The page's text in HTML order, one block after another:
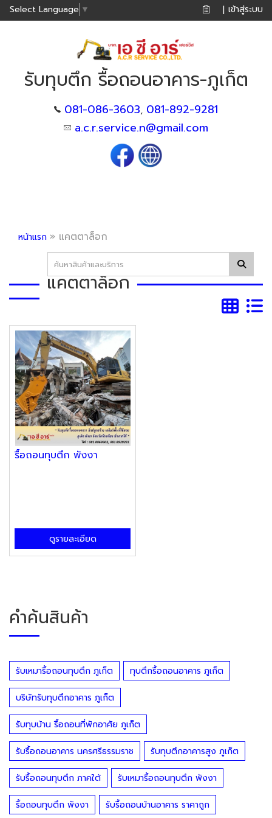
Select Language ▼ | เข้าสู่ระบบ
รับทุบตึก รื้อถอนอาคาร-ภูเก็ต
081-086-3603, 081-892-9281
a.c.r.service.n@gmail.com
หน้าแรก » แคตตาล็อก
แคตตาล็อก
รื้อถอนทุบตึก พังงา
ดูรายละเอียด
คำค้นสินค้า
รับเหมารื้อถอนทุบตึก ภูเก็ต ทุบตึกรื้อถอนอาคาร ภูเก็ต
บริษัทรับทุบตึกอาคาร ภูเก็ต
รับทุบบ้าน รื้อถอนที่พักอาศัย ภูเก็ต
รับรื้อถอนอาคาร นครศรีธรรมราช รับทุบตึกอาคารสูง ภูเก็ต
รับรื้อถอนทุบตึก ภาคใต้ รับเหมารื้อถอนทุบตึก พังงา
รื้อถอนทุบตึก พังงา รับรื้อถอนบ้านอาคาร ราคาถูก